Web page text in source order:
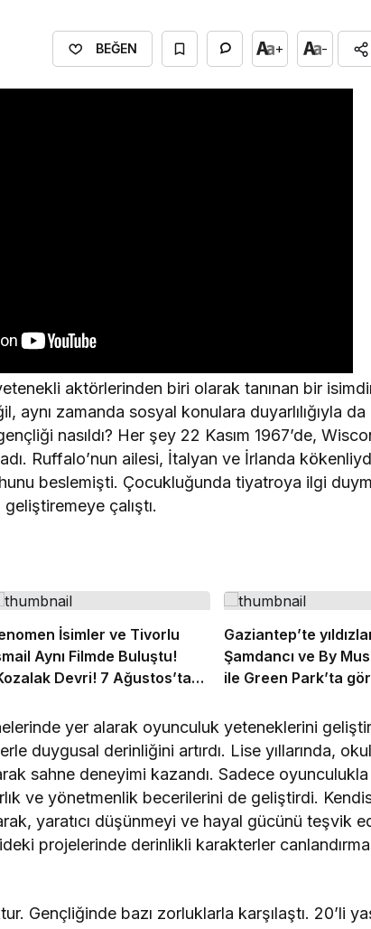
BEĞEN + -
aktörlerinden biri olarak tanınan bir
aynı zamanda sosyal konulara duyarlılığıyla da
nasıldı? Her şey 22 Kasım 1967’de,
Ruffalo’nun ailesi, İtalyan ve İrlanda
beslemişti. Çocukluğunda tiyatroya ilgi
çalıştı.
İsimler ve Tivorlu
Aynı Filmde Buluştu!
Devri! 7 Ağustos’ta
Gaziantep’te
Şamdancı ve By
ile Green Park’ta
yer alarak oyunculuk yeteneklerini
duygusal derinliğini artırdı. Lise yıllarında,
sahne deneyimi kazandı. Sadece oyunculukla
ve yönetmenlik becerilerini de geliştirdi.
yaratıcı düşünmeyi ve hayal gücünü teşvik
projelerinde derinlikli karakterler
Gençliğinde bazı zorluklarla karşılaştı. 20’li